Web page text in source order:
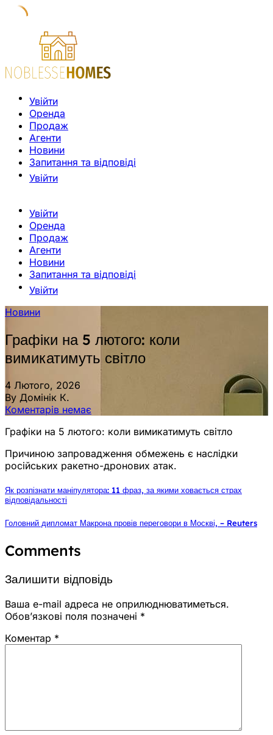
Увійти
Оренда
Продаж
Агенти
Новини
Запитання та відповіді
Увійти
Увійти
Оренда
Продаж
Агенти
Новини
Запитання та відповіді
Увійти
Новини
Графіки на 5 лютого: коли
вимикатимуть світло
4 Лютого, 2026
By Домінік К.
Коментарів немає
Графіки на 5 лютого: коли вимикатимуть світло
Причиною запровадження обмежень є наслідки
російських ракетно-дронових атак.
Як розпізнати маніпулятора: 11 фраз, за якими ховається страх
відповідальності
Головний дипломат Макрона провів переговори в Москві, – Reuters
Comments
Залишити відповідь
Ваша e-mail адреса не оприлюднюватиметься.
Обов’язкові поля позначені *
Коментар *